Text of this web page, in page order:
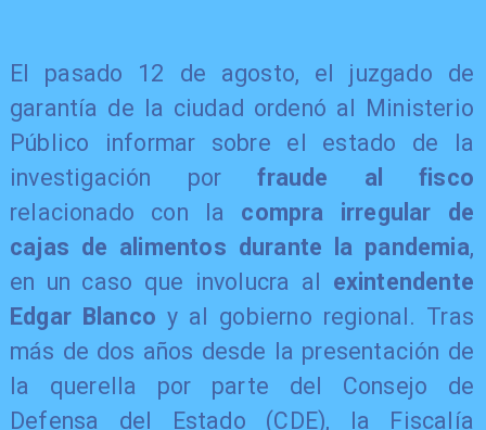
El pasado 12 de agosto, el juzgado de
garantía de la ciudad ordenó al Ministerio
Público informar sobre el estado de la
investigación por fraude al fisco
relacionado con la compra irregular de
cajas de alimentos durante la pandemia,
en un caso que involucra al exintendente
Edgar Blanco y al gobierno regional. Tras
más de dos años desde la presentación de
la querella por parte del Consejo de
Defensa del Estado (CDE), la Fiscalía